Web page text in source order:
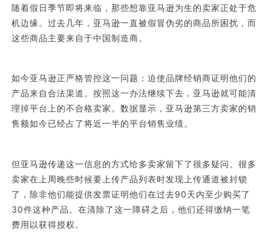
随着假日季节即将来临，那些想靠亚马逊为生的卖家正处于危
机边缘。过去几年，亚马逊一直被假冒伪劣的商品所困扰，而
这些商品主要来自于中国制造商。
如今亚马逊正严格管控这一问题：迫使品牌经销商证明他们的
产品来自合法渠道。按照这一办法继续下去，亚马逊就可能清
理掉平台上的不合格卖家。数据显示，亚马逊第三方卖家的销
售额如今已经占了将近一半的平台销售业绩。
但亚马逊传递这一信息的方式给多卖家留下了很多疑问。很多
卖家在上周晚些时候要上传产品列表时发现上传通道被封锁
了，除非他们能提供发票证明他们在过去90天内至少购买了
30件这种产品。在清除了这一障碍之后，他们还得缴纳一笔
费用以获得授权。